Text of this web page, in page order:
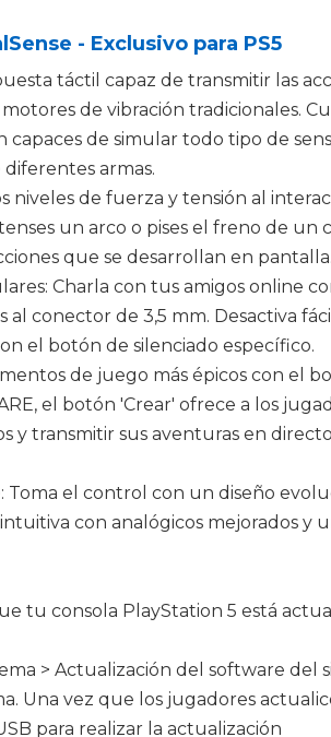
- Exclusivo para PS5
táctil capaz de transmitir las
de vibración tradicionales.
capaces de simular todo tipo de
armas.
niveles de fuerza y tensión al
un arco o pises el freno de un
que se desarrollan en pantalla.
Charla con tus amigos online
conector de 3,5 mm. Desactiva
el botón de silenciado específico.
de juego más épicos con el
el botón 'Crear' ofrece a los
transmitir sus aventuras en
Toma el control con un diseño
con analógicos mejorados y
tu consola PlayStation 5 está
> Actualización del software del
Una vez que los jugadores
para realizar la actualización